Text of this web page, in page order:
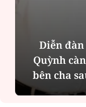
Diễn đàn
Quỳnh
bên cha